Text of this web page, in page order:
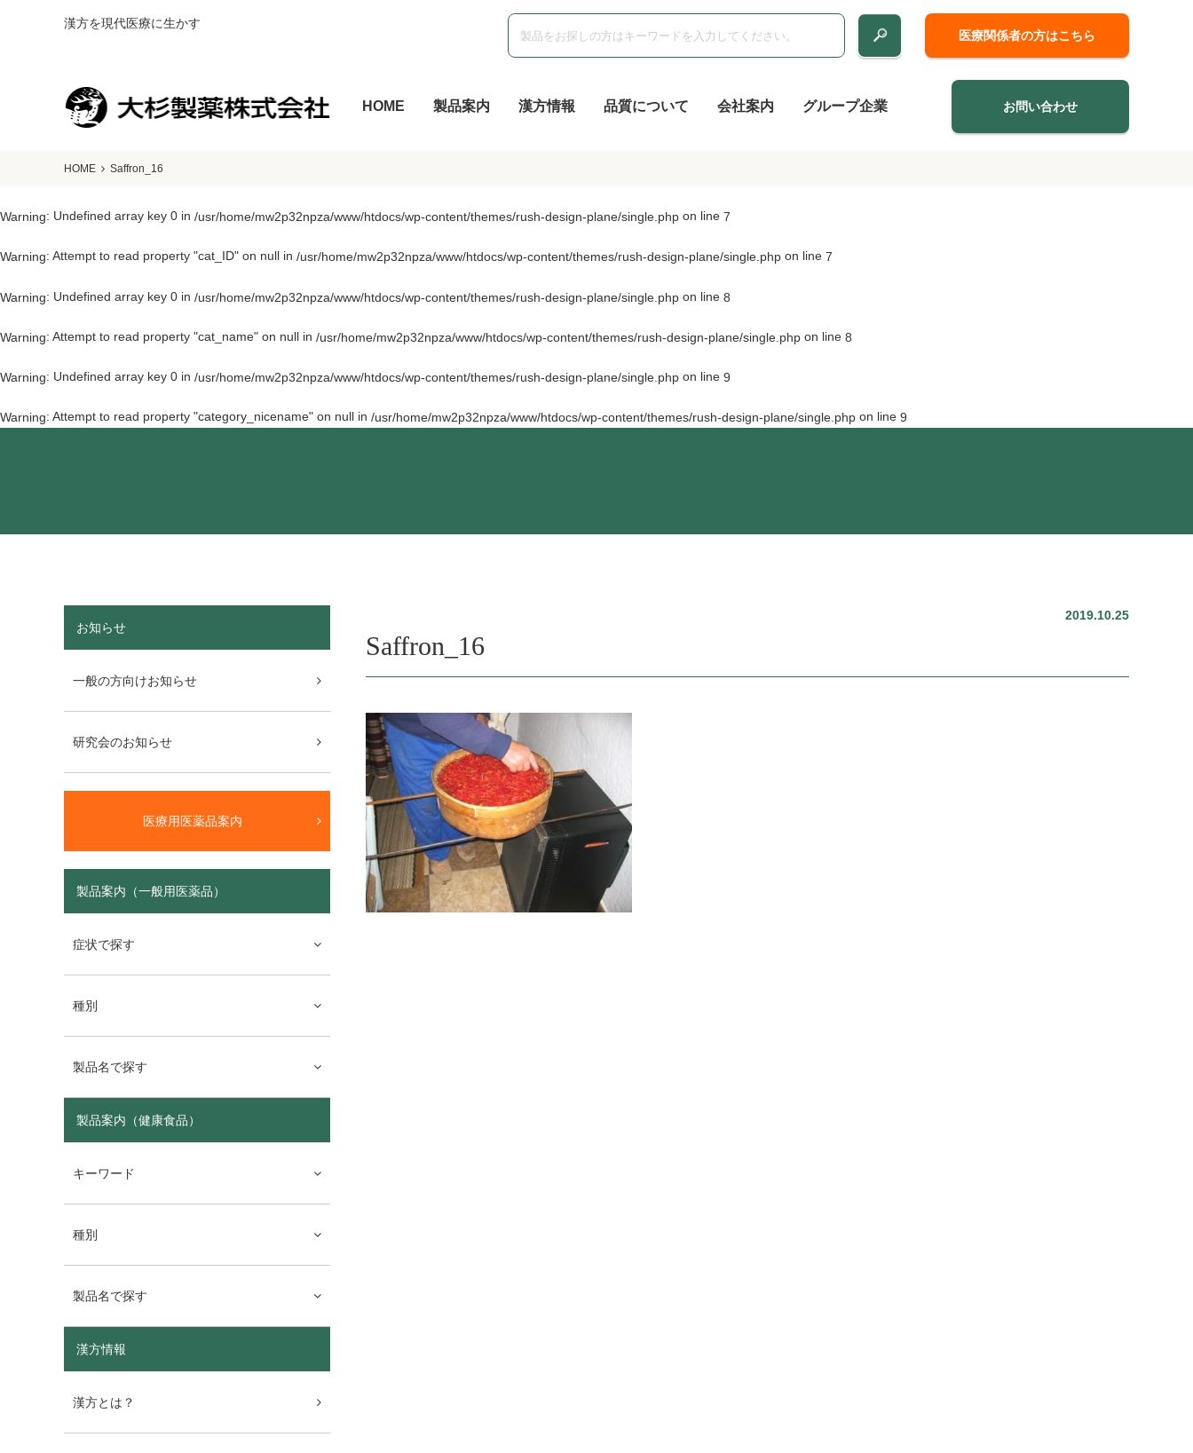
漢方を現代医療に生かす
医療関係者の方はこちら
HOME 製品案内 漢方情報 品質について 会社案内 グループ企業 お問い合わせ
HOME Saffron_16
Warning: Undefined array key 0 in /usr/home/mw2p32npza/www/htdocs/wp-content/themes/rush-design-plane/single.php on line 7
Warning: Attempt to read property "cat_ID" on null in /usr/home/mw2p32npza/www/htdocs/wp-content/themes/rush-design-plane/single.php on line 7
Warning: Undefined array key 0 in /usr/home/mw2p32npza/www/htdocs/wp-content/themes/rush-design-plane/single.php on line 8
Warning: Attempt to read property "cat_name" on null in /usr/home/mw2p32npza/www/htdocs/wp-content/themes/rush-design-plane/single.php on line 8
Warning: Undefined array key 0 in /usr/home/mw2p32npza/www/htdocs/wp-content/themes/rush-design-plane/single.php on line 9
Warning: Attempt to read property "category_nicename" on null in /usr/home/mw2p32npza/www/htdocs/wp-content/themes/rush-design-plane/single.php on line 9
2019.10.25
Saffron_16
お知らせ
一般の方向けお知らせ
研究会のお知らせ
医療用医薬品案内
製品案内（一般用医薬品）
症状で探す
種別
製品名で探す
製品案内（健康食品）
キーワード
種別
製品名で探す
漢方情報
漢方とは？